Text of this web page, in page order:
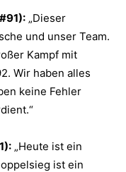
„Dieser
und unser Team.
Kampf mit
Wir haben alles
keine Fehler
„Heute ist ein
ist ein